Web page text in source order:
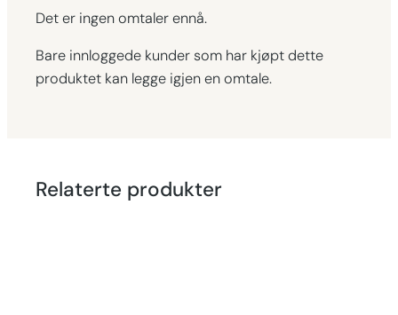
Det er ingen omtaler ennå.
Bare innloggede kunder som har kjøpt dette
produktet kan legge igjen en omtale.
Relaterte produkter